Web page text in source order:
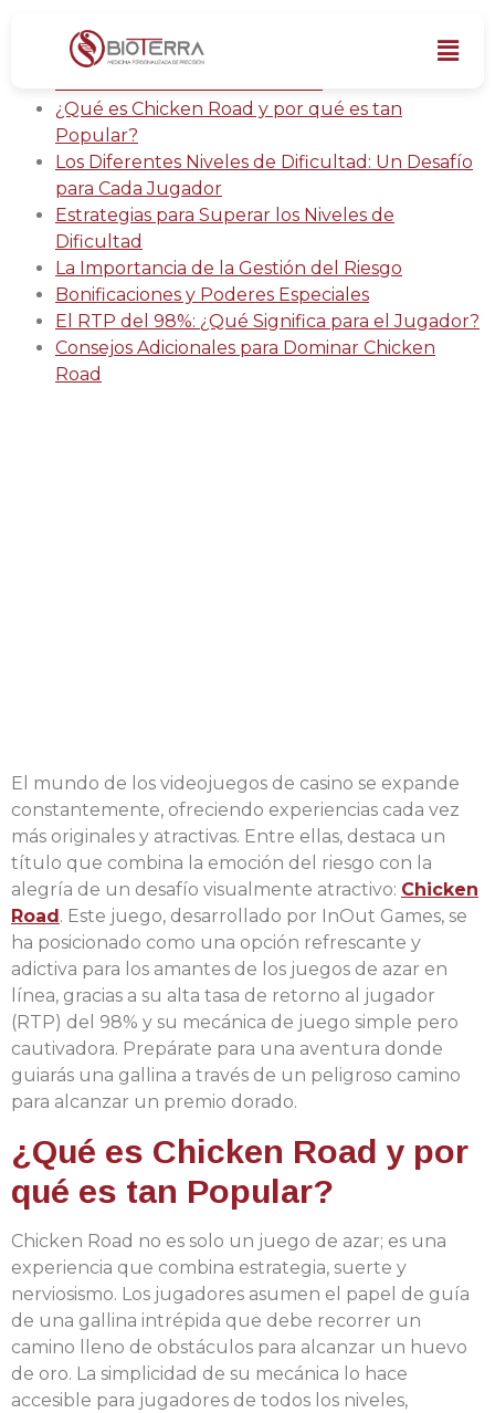
Prepárate para el Desafío Avícola: ¿Serás Capaz
de Guiar a la Gallina Segura a Través de Chicken
¿Qué es Chicken Road y por qué es tan
Popular?
Los Diferentes Niveles de Dificultad: Un Desafío
para Cada Jugador
Estrategias para Superar los Niveles de
Dificultad
La Importancia de la Gestión del Riesgo
Bonificaciones y Poderes Especiales
El RTP del 98%: ¿Qué Significa para el Jugador?
Consejos Adicionales para Dominar Chicken
Road
El mundo de los videojuegos de casino se expande
constantemente, ofreciendo experiencias cada vez
más originales y atractivas. Entre ellas, destaca un
título que combina la emoción del riesgo con la
alegría de un desafío visualmente atractivo: Chicken
Road. Este juego, desarrollado por InOut Games, se
ha posicionado como una opción refrescante y
adictiva para los amantes de los juegos de azar en
línea, gracias a su alta tasa de retorno al jugador
(RTP) del 98% y su mecánica de juego simple pero
cautivadora. Prepárate para una aventura donde
guiarás una gallina a través de un peligroso camino
para alcanzar un premio dorado.
¿Qué es Chicken Road y por
qué es tan Popular?
Chicken Road no es solo un juego de azar; es una
experiencia que combina estrategia, suerte y
nerviosismo. Los jugadores asumen el papel de guía
de una gallina intrépida que debe recorrer un
camino lleno de obstáculos para alcanzar un huevo
de oro. La simplicidad de su mecánica lo hace
accesible para jugadores de todos los niveles,